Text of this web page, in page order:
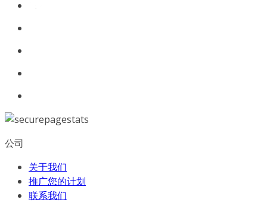
公司
关于我们
推广您的计划
联系我们